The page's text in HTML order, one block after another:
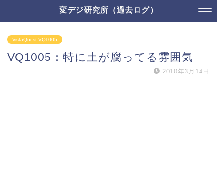
変デジ研究所（過去ログ）
VistaQuest VQ1005
VQ1005：特に土が腐ってる雰囲気
2010年3月14日